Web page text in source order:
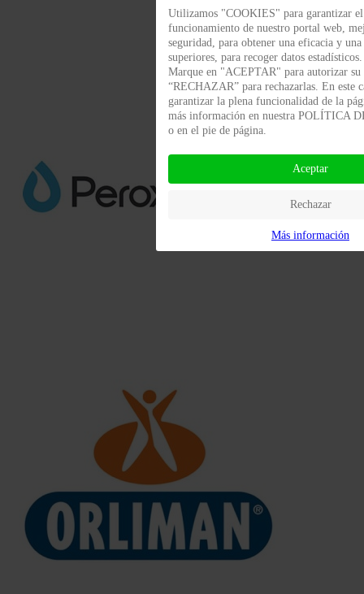
Utilizamos "COOKIES" para garantizar
funcionamiento de nuestro portal web,
seguridad, para obtener una eficacia y
superiores, para recoger datos estadísticos.
Marque en "ACEPTAR" para autorizar su
“RECHAZAR” para rechazarlas. En este
garantizar la plena funcionalidad de la
más información en nuestra POLÍTICA
o en el pie de página.
Aceptar
Rechazar
Más información